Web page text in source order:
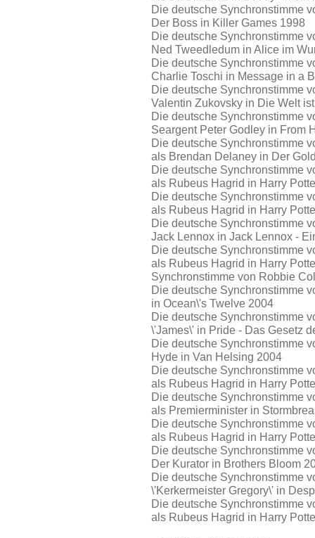
Die deutsche Synchronstimme
Der Boss in Killer Games 1998
Die deutsche Synchronstimme
Ned Tweedledum in Alice im
Die deutsche Synchronstimme
Charlie Toschi in Message in a
Die deutsche Synchronstimme
Valentin Zukovsky in Die Welt
Die deutsche Synchronstimme
Seargent Peter Godley in From
Die deutsche Synchronstimme
als Brendan Delaney in Der
Die deutsche Synchronstimme
als Rubeus Hagrid in Harry
Die deutsche Synchronstimme
als Rubeus Hagrid in Harry
Die deutsche Synchronstimme
Jack Lennox in Jack Lennox -
Die deutsche Synchronstimme
als Rubeus Hagrid in Harry
Synchronstimme von Robbie
Die deutsche Synchronstimme
in Ocean\'s Twelve 2004
Die deutsche Synchronstimme
\'James\' in Pride - Das Gesetz
Die deutsche Synchronstimme
Hyde in Van Helsing 2004
Die deutsche Synchronstimme
als Rubeus Hagrid in Harry
Die deutsche Synchronstimme
als Premierminister in
Die deutsche Synchronstimme
als Rubeus Hagrid in Harry
Die deutsche Synchronstimme
Der Kurator in Brothers Bloom
Die deutsche Synchronstimme
\'Kerkermeister Gregory\' in
Die deutsche Synchronstimme
als Rubeus Hagrid in Harry